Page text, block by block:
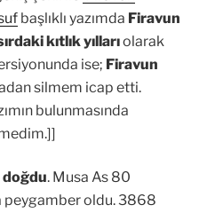
başlıklı yazımda Firavun
kıtlık yıllarıolarak
ise; Firavun
silmem icap etti.
bulunmasında
doğdu. Musa As 80
peygamber oldu. 3868